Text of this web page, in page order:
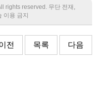
rights reserved. 무단 전재,
이용 금지
전 목록 다음